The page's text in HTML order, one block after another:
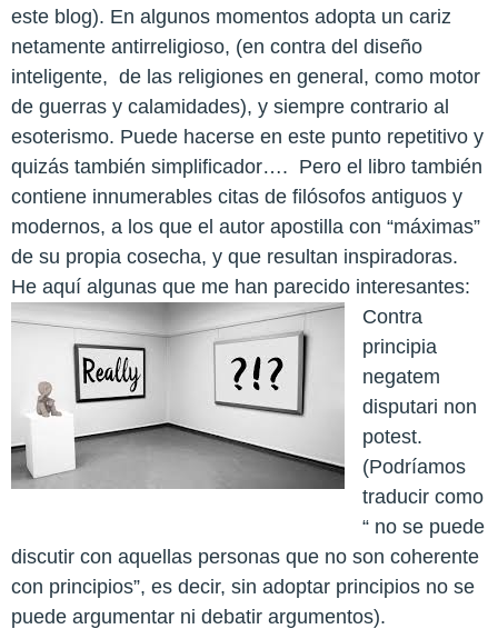
este blog). En algunos momentos adopta un cariz
netamente antirreligioso, (en contra del diseño
inteligente, de las religiones en general, como motor
de guerras y calamidades), y siempre contrario al
esoterismo. Puede hacerse en este punto repetitivo y
quizás también simplificador…. Pero el libro también
contiene innumerables citas de filósofos antiguos y
modernos, a los que el autor apostilla con “máximas”
de su propia cosecha, y que resultan inspiradoras.
He aquí algunas que me han parecido interesantes:
Contra
principia
negatem
disputari non
potest.
(Podríamos
traducir como
“ no se puede
discutir con aquellas personas que no son coherente
con principios”, es decir, sin adoptar principios no se
puede argumentar ni debatir argumentos).